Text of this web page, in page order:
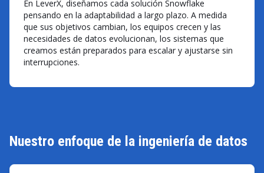
En LeverX, diseñamos cada solución Snowflake
pensando en la adaptabilidad a largo plazo. A medida
que sus objetivos cambian, los equipos crecen y las
necesidades de datos evolucionan, los sistemas que
creamos están preparados para escalar y ajustarse sin
interrupciones.
Nuestro enfoque de la ingeniería de datos